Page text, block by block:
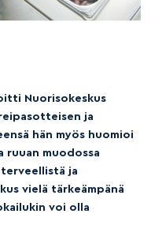
Nuorisokeskus
ja
hän myös huomioi
ruuan muodossa
ja
vielä tärkeämpänä
voi olla